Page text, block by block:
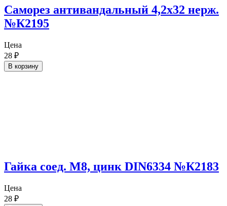
Саморез антивандальный 4,2х32 нерж.
№К2195
Цена
28 ₽
В корзину
Гайка соед. М8, цинк DIN6334 №К2183
Цена
28 ₽